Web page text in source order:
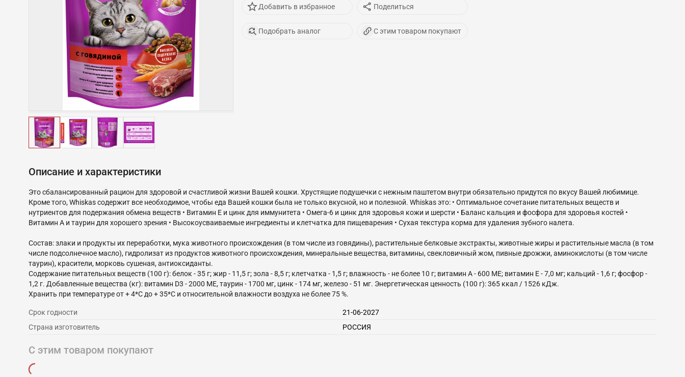
Добавить в избранное Поделиться
Подобрать аналог С этим товаром покупают
Описание и характеристики
Это сбалансированный рацион для здоровой и счастливой жизни Вашей кошки. Хрустящие подушечки с нежным паштетом внутри обязательно придутся по вкусу Вашей любимице.
Кроме того, Whiskas содержит все необходимое, чтобы еда Вашей кошки была не только вкусной, но и полезной. Whiskas это: • Оптимальное сочетание питательных веществ и
нутриентов для подержания обмена веществ • Витамин Е и цинк для иммунитета • Омега-6 и цинк для здоровья кожи и шерсти • Баланс кальция и фосфора для здоровья костей •
Витамин А и таурин для хорошего зрения • Высокоусваиваемые ингредиенты и клетчатка для пищеварения • Сухая текстура корма для удаления зубного налета.
Состав: злаки и продукты их переработки, мука животного происхождения (в том числе из говядины), растительные белковые экстракты, животные жиры и растительные масла (в том
числе подсолнечное масло), гидролизат из продуктов животного происхождения, минеральные вещества, витамины, свекловичный жом, пивные дрожжи, аминокислоты (в том числе
таурин), красители, морковь сушеная, антиоксиданты.
Содержание питательных веществ (100 г): белок - 35 г; жир - 11,5 г; зола - 8,5 г; клетчатка - 1,5 г; влажность - не более 10 г; витамин А - 600 МЕ; витамин Е - 7,0 мг; кальций - 1,6 г; фосфор -
1,2 г. Добавленные вещества (кг): витамин D3 - 2000 МЕ, таурин - 1700 мг, цинк - 174 мг, железо - 51 мг. Энергетическая ценность (100 г): 365 ккал / 1526 кДж.
Срок годности
21-06-2027
Страна изготовитель
РОССИЯ
С этим товаром покупают